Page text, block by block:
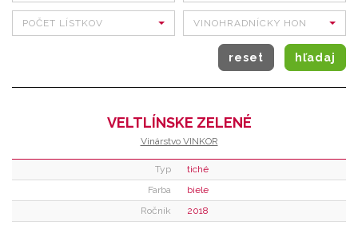
POČET LÍSTKOV VINOHRADNÍCKY HON
VELTLÍNSKE ZELENÉ
Vinárstvo VINKOR
Typ
tiché
Farba
biele
Ročník
2018